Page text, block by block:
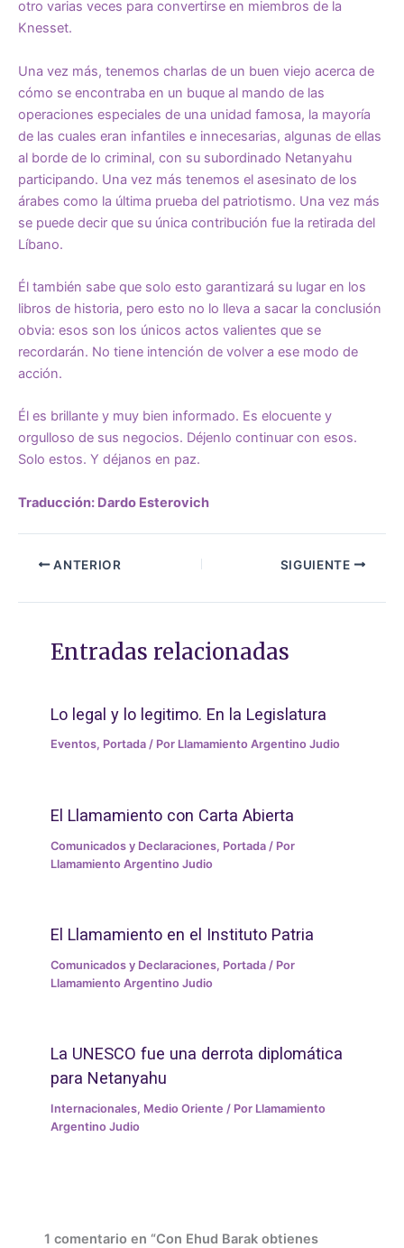
otro varias veces para convertirse en miembros de la
Knesset.
Una vez más, tenemos charlas de un buen viejo acerca de
cómo se encontraba en un buque al mando de las
operaciones especiales de una unidad famosa, la mayoría
de las cuales eran infantiles e innecesarias, algunas de ellas
al borde de lo criminal, con su subordinado Netanyahu
participando. Una vez más tenemos el asesinato de los
árabes como la última prueba del patriotismo. Una vez más
se puede decir que su única contribución fue la retirada del
Líbano.
Él también sabe que solo esto garantizará su lugar en los
libros de historia, pero esto no lo lleva a sacar la conclusión
obvia: esos son los únicos actos valientes que se
recordarán. No tiene intención de volver a ese modo de
acción.
Él es brillante y muy bien informado. Es elocuente y
orgulloso de sus negocios. Déjenlo continuar con esos.
Solo estos. Y déjanos en paz.
Traducción: Dardo Esterovich
ANTERIOR SIGUIENTE
Entradas relacionadas
Lo legal y lo legitimo. En la Legislatura
Eventos, Portada / Por Llamamiento Argentino Judio
El Llamamiento con Carta Abierta
Comunicados y Declaraciones, Portada / Por
Llamamiento Argentino Judio
El Llamamiento en el Instituto Patria
Comunicados y Declaraciones, Portada / Por
Llamamiento Argentino Judio
La UNESCO fue una derrota diplomática
para Netanyahu
Internacionales, Medio Oriente / Por Llamamiento
Argentino Judio
1 comentario en “Con Ehud Barak obtienes